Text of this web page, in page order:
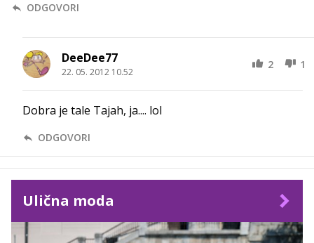
ODGOVORI
DeeDee77
22. 05. 2012 10.52
2 1
Dobra je tale Tajah, ja.... lol
ODGOVORI
Ulična moda